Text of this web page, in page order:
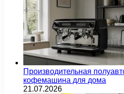
Производительная
кофемашина для дома
21.07.2026